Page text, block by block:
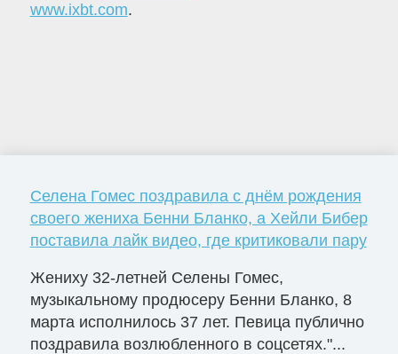
www.ixbt.com.
Селена Гомес поздравила с днём рождения
своего жениха Бенни Бланко, а Хейли Бибер
поставила лайк видео, где критиковали пару
Жениху 32-летней Селены Гомес,
музыкальному продюсеру Бенни Бланко, 8
марта исполнилось 37 лет. Певица публично
поздравила возлюбленного в соцсетях."...